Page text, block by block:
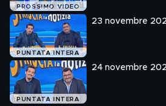
PROSSIMO VIDEO
PUNTATA INTERA
23 novembre
PUNTATA INTERA
24 novembre